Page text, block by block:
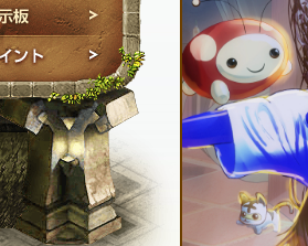
ファンアート掲示板
コミュニティポイント